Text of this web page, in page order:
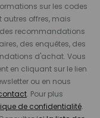
sur les codes
autres offres, mais
recommandations
des enquêtes, des
d'achat. Vous
en cliquant sur le lien
ou en nous
. Pour plus
de confidentialité.